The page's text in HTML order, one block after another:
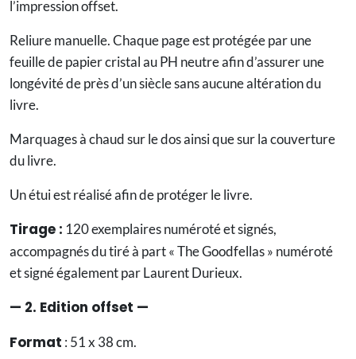
l’impression offset.
Reliure manuelle. Chaque page est protégée par une
feuille de papier cristal au PH neutre afin d’assurer une
longévité de près d’un siècle sans aucune altération du
livre.
Marquages à chaud sur le dos ainsi que sur la couverture
du livre.
Un étui est réalisé afin de protéger le livre.
Tirage : 120 exemplaires numéroté et signés,
accompagnés du tiré à part « The Goodfellas » numéroté
et signé également par Laurent Durieux.
— 2. Edition offset —
Format : 51 x 38 cm.